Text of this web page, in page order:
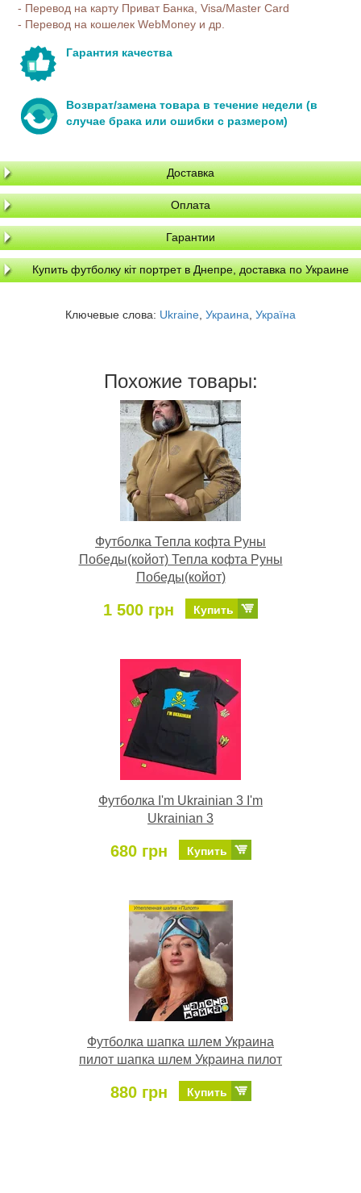
- Перевод на карту Приват Банка, Visa/Master Card
- Перевод на кошелек WebMoney и др.
Гарантия качества
Возврат/замена товара в течение недели (в
случае брака или ошибки с размером)
Доставка
Оплата
Гарантии
Купить футболку кіт портрет в Днепре, доставка по Украине
Ключевые слова: Ukraine Украина Україна
Похожие товары:
Футболка Тепла кофта Руны
Победы(койот) Тепла кофта Руны
Победы(койот)
1 500 грн Купить
Футболка I'm Ukrainian 3 I'm
Ukrainian 3
680 грн Купить
Футболка шапка шлем Украина
пилот шапка шлем Украина пилот
880 грн Купить